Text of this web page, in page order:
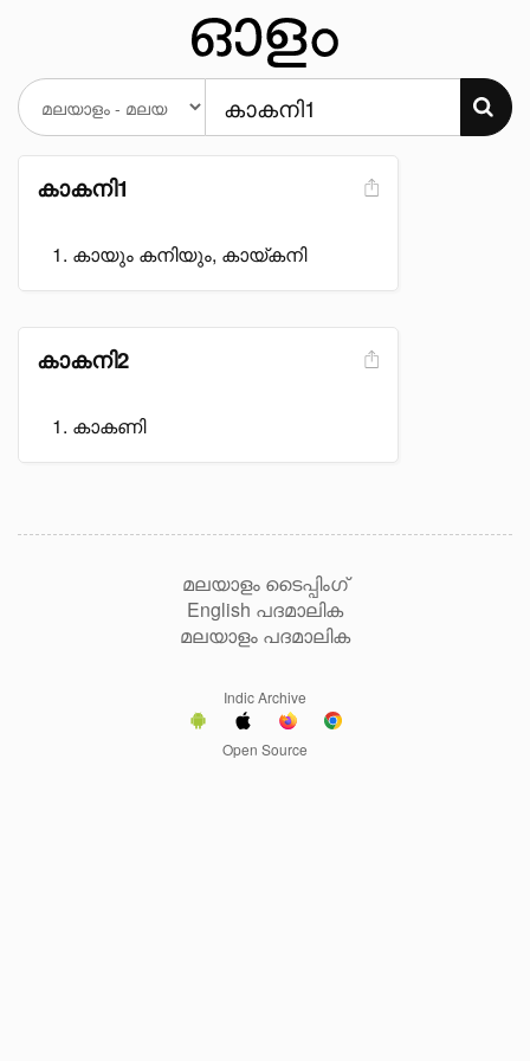
കാകനി1
കായും കനിയും, കായ്കനി
കാകനി2
കാകണി
മലയാളം ടൈപ്പിംഗ്
English പദമാലിക
മലയാളം പദമാലിക
Indic Archive
Open Source